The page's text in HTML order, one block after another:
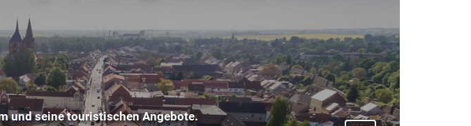
Regionalmarketing
Gransee-Zehdenick-Fürstenberg/Havel ein Profil.